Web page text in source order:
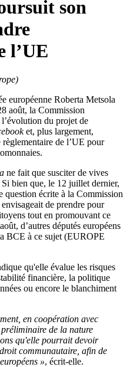
son
l’UE
européenne Roberta Metsola
août, la Commission
l’évolution du projet de
et, plus largement,
de l’UE pour
ne fait que susciter de vives
bien que, le 12 juillet dernier,
question écrite à la Commission
de prendre pour
tout en promouvant ce
d’autres députés européens
BCE à ce sujet (EUROPE
qu'elle évalue les risques
financière, la politique
ou encore le blanchiment
en coopération avec
de la nature
qu'elle pourrait devoir
communautaire, afin de
», écrit-elle.